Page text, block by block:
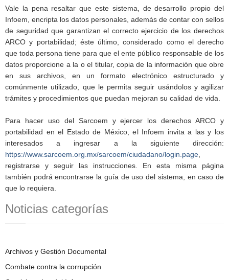
Vale la pena resaltar que este sistema, de desarrollo propio del
Infoem, encripta los datos personales, además de contar con sellos
de seguridad que garantizan el correcto ejercicio de los derechos
ARCO y portabilidad; éste último, considerado como el derecho
que toda persona tiene para que el ente público responsable de los
datos proporcione a la o el titular, copia de la información que obre
en sus archivos, en un formato electrónico estructurado y
comúnmente utilizado, que le permita seguir usándolos y agilizar
trámites y procedimientos que puedan mejoran su calidad de vida.
Para hacer uso del Sarcoem y ejercer los derechos ARCO y
portabilidad en el Estado de México, el Infoem invita a las y los
interesados a ingresar a la siguiente dirección:
https://www.sarcoem.org.mx/sarcoem/ciudadano/login.page
registrarse y seguir las instrucciones. En esta misma página
también podrá encontrarse la guía de uso del sistema, en caso de
que lo requiera.
Noticias categorías
Archivos y Gestión Documental
Combate contra la corrupción